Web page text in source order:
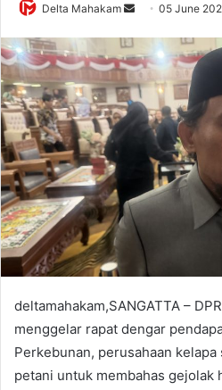
Delta Mahakam
d
a
n
i
l
05 June
deltamahakam,SANGATTA –
menggelar rapat dengar
Perkebunan, perusahaan
petani untuk membahas gejolak